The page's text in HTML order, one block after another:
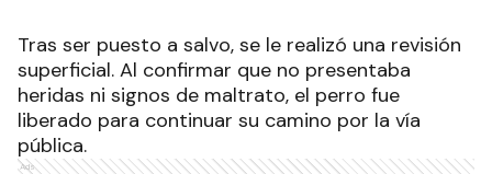
Tras ser puesto a salvo, se le realizó una revisión
superficial. Al confirmar que no presentaba
heridas ni signos de maltrato, el perro fue
liberado para continuar su camino por la vía
pública.
Ads